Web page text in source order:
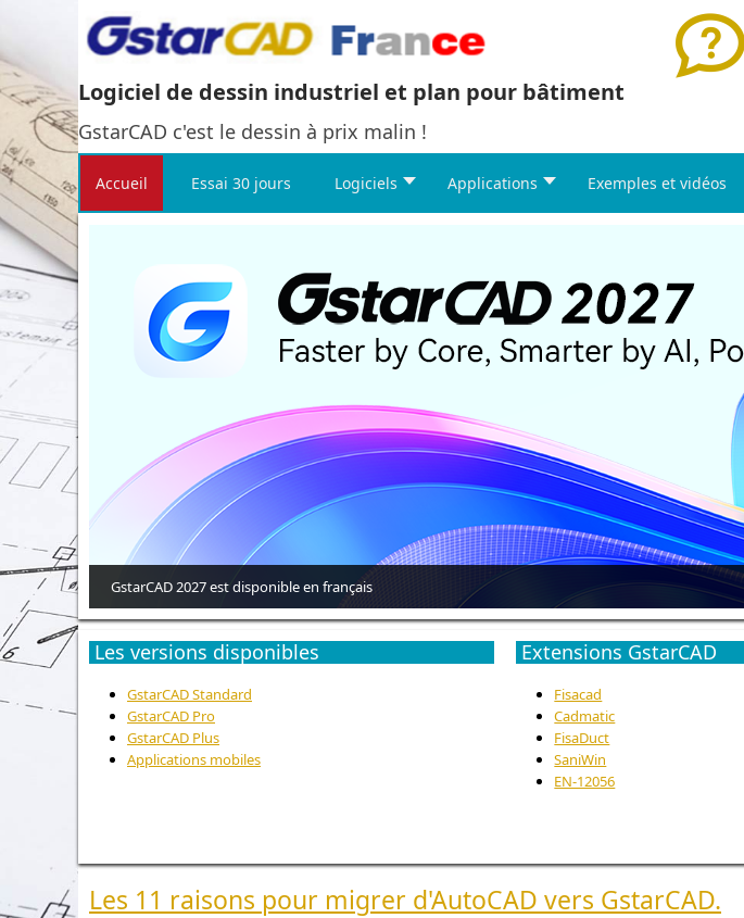
Logiciel de dessin industriel et plan pour bâtiment
GstarCAD c'est le dessin à prix malin !
Accueil Essai 30 jours Logiciels Applications Exemples et vidéos
GstarCAD 2027 est disponible en français
Les versions disponibles
GstarCAD Standard
GstarCAD Pro
GstarCAD Plus
Applications mobiles
Extensions GstarCAD
Fisacad
Cadmatic
FisaDuct
SaniWin
EN-12056
Les 11 raisons pour migrer d'AutoCAD vers GstarCAD.